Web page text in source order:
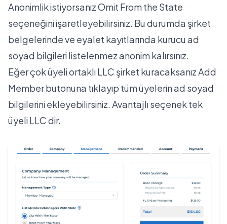
Anonimlik istiyorsanız Omit From the State
seçeneğini işaretleyebilirsiniz. Bu durumda şirket
belgelerinde ve eyalet kayıtlarında kurucu ad
soyad bilgileri listelenmez anonim kalırsınız.
Eğer çok üyeli ortaklı LLC şirket kuracaksanız Add
Member butonuna tıklayıp tüm üyelerin ad soyad
bilgilerini ekleyebilirsiniz. Avantajlı seçenek tek
üyeli LLC dir.